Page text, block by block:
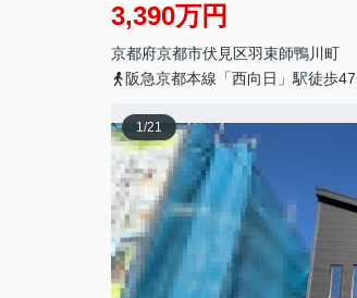
3,390万円
京都府京都市伏見区羽束師鴨川町
阪急京都本線「西向日」駅徒歩
1/21